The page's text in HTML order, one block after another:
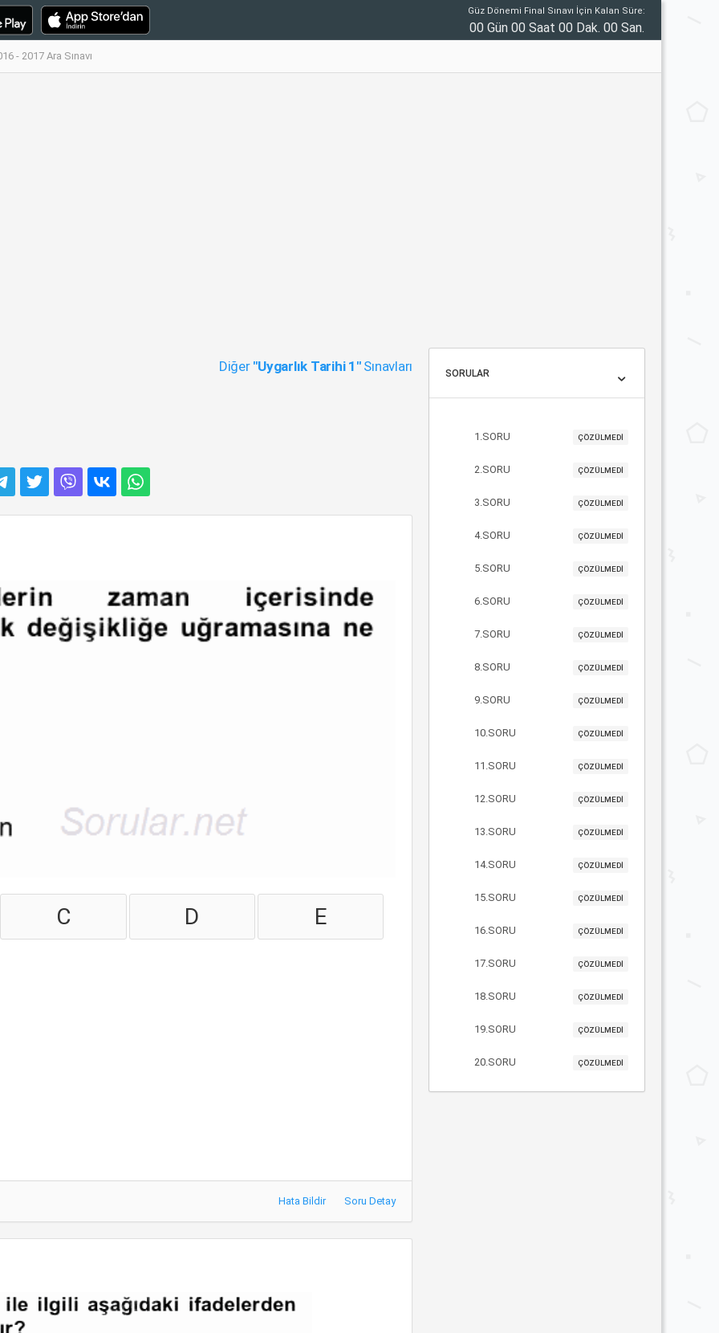
Güz Dönemi Final Sınavı İçin Kalan Süre:
00 Gün 00 Saat 00 Dak. 00 San.
- 2017 Ara Sınavı
Diğer "Uygarlık Tarihi 1"Sınavları
C D E
Hata Bildir Soru Detay
SORULAR
1.SORU ÇÖZÜLMEDİ
2.SORU ÇÖZÜLMEDİ
3.SORU ÇÖZÜLMEDİ
4.SORU ÇÖZÜLMEDİ
5.SORU ÇÖZÜLMEDİ
6.SORU ÇÖZÜLMEDİ
7.SORU ÇÖZÜLMEDİ
8.SORU ÇÖZÜLMEDİ
9.SORU ÇÖZÜLMEDİ
10.SORU ÇÖZÜLMEDİ
11.SORU ÇÖZÜLMEDİ
12.SORU ÇÖZÜLMEDİ
13.SORU ÇÖZÜLMEDİ
14.SORU ÇÖZÜLMEDİ
15.SORU ÇÖZÜLMEDİ
16.SORU ÇÖZÜLMEDİ
17.SORU ÇÖZÜLMEDİ
18.SORU ÇÖZÜLMEDİ
19.SORU ÇÖZÜLMEDİ
20.SORU ÇÖZÜLMEDİ